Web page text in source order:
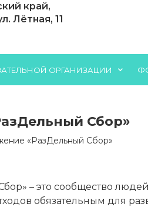
край,
Лётная, 11
ОРГАНИЗАЦИИ
Сбор»
«РазДельный Сбор»
– это сообщество
обязательным для